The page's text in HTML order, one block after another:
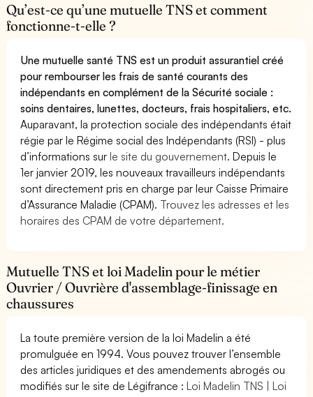
Qu’est-ce qu’une mutuelle TNS et comment
fonctionne-t-elle ?
Une mutuelle santé TNS est un produit assurantiel créé
pour rembourser les frais de santé courants des
indépendants en complément de la Sécurité sociale :
soins dentaires, lunettes, docteurs, frais hospitaliers, etc.
Auparavant, la protection sociale des indépendants était
régie par le Régime social des Indépendants (RSI) - plus
d’informations surle site du gouvernement. Depuis le
1er janvier 2019, les nouveaux travailleurs indépendants
sont directement pris en charge par leur Caisse Primaire
d’Assurance Maladie (CPAM). Trouvez les adresses et les
horaires des CPAM de votre département.
Mutuelle TNS et loi Madelin pour le métier
Ouvrier / Ouvrière d'assemblage-finissage en
chaussures
La toute première version de la loi Madelin a été
promulguée en 1994. Vous pouvez trouver l’ensemble
des articles juridiques et des amendements abrogés ou
modifiés sur le site de Légifrance :Loi Madelin TNS | Loi